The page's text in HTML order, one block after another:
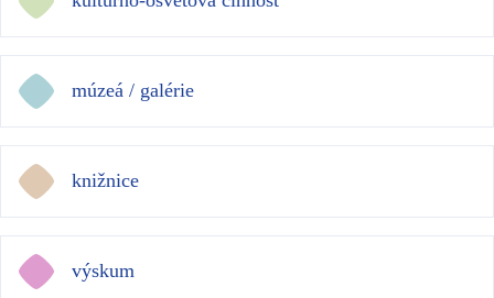
múzeá / galérie
knižnice
výskum